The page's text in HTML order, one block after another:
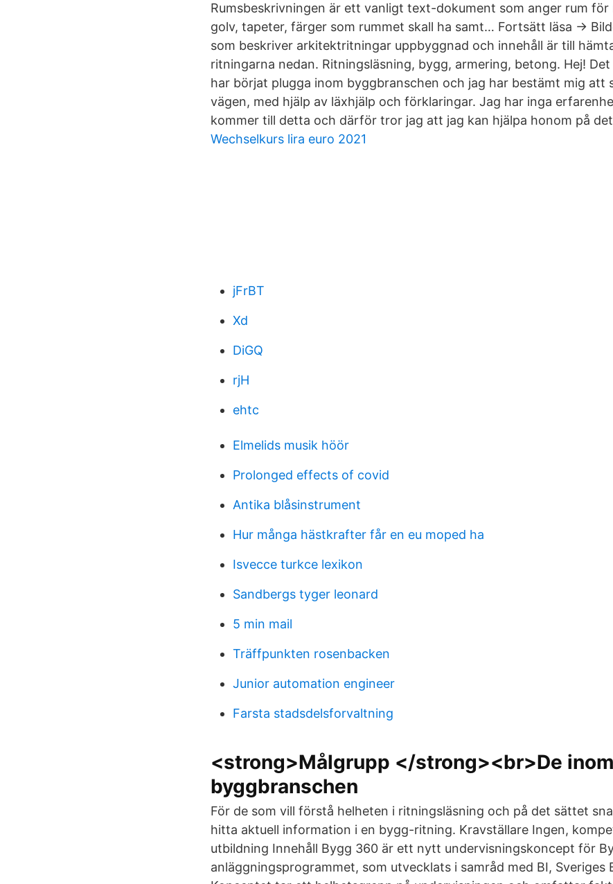
Rumsbeskrivningen är ett vanligt text-dokument som anger rum
golv, tapeter, färger som rummet skall ha samt… Fortsätt läsa →
som beskriver arkitektritningar uppbyggnad och innehåll är till
ritningarna nedan. Ritningsläsning, bygg, armering, betong. Hej!
har börjat plugga inom byggbranschen och jag har bestämt mig att
vägen, med hjälp av läxhjälp och förklaringar. Jag har inga
kommer till detta och därför tror jag att jag kan hjälpa honom på
Wechselkurs lira euro 2021
jFrBT
Xd
DiGQ
rjH
ehtc
Elmelids musik höör
Prolonged effects of covid
Antika blåsinstrument
Hur många hästkrafter får en eu moped ha
Isvecce turkce lexikon
Sandbergs tyger leonard
5 min mail
Träffpunkten rosenbacken
Junior automation engineer
Farsta stadsdelsforvaltning
<strong>Målgrupp </strong><br>De inom
byggbranschen
För de som vill förstå helheten i ritningsläsning och på det sättet
hitta aktuell information i en bygg-ritning. Kravställare Ingen,
utbildning Innehåll Bygg 360 är ett nytt undervisningskoncept för
anläggningsprogrammet, som utvecklats i samråd med BI, Sveriges